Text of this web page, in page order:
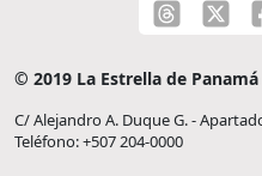
© 2019 La Estrella de Panamá
C/ Alejandro A. Duque G. -
Teléfono: +507 204-0000